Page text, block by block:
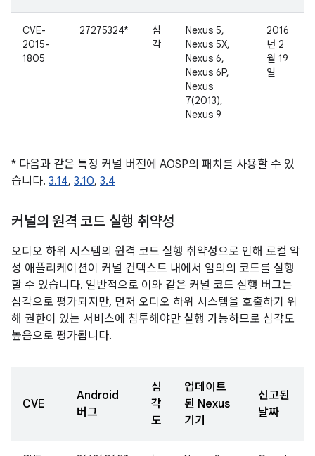
CVE-
2015-
1805
27275324*
심
각
Nexus 5,
Nexus 5X,
Nexus 6,
Nexus 6P,
Nexus
7(2013),
Nexus 9
2016
년 2
월 19
일
* 다음과 같은 특정 커널 버전에 AOSP의 패치를 사용할 수 있
습니다. 3.14, 3.10, 3.4
커널의 원격 코드 실행 취약성
오디오 하위 시스템의 원격 코드 실행 취약성으로 인해 로컬 악
성 애플리케이션이 커널 컨텍스트 내에서 임의의 코드를 실행
할 수 있습니다. 일반적으로 이와 같은 커널 코드 실행 버그는
심각으로 평가되지만, 먼저 오디오 하위 시스템을 호출하기 위
해 권한이 있는 서비스에 침투해야만 실행 가능하므로 심각도
높음으로 평가됩니다.
CVE
Android
버그
심
각
도
업데이트
된 Nexus
기기
신고된
날짜